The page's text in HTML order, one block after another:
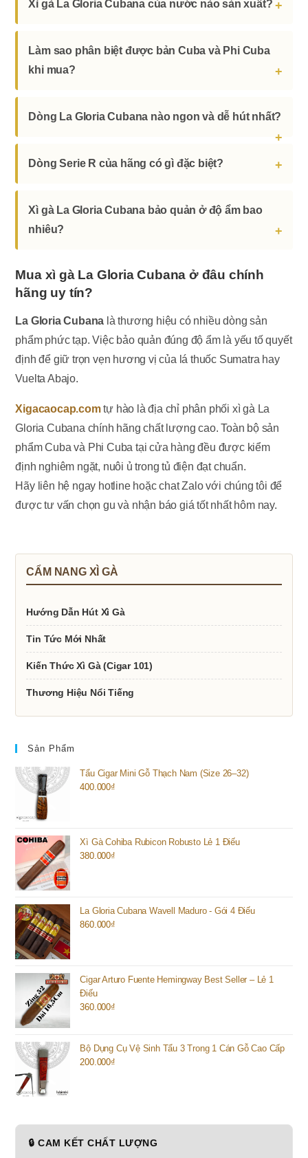
Xì gà La Gloria Cubana của nước nào sản xuất?
Làm sao phân biệt được bản Cuba và Phi Cuba
khi mua?
Dòng La Gloria Cubana nào ngon và dễ hút nhất?
Dòng Serie R của hãng có gì đặc biệt?
Xì gà La Gloria Cubana bảo quản ở độ ẩm bao
nhiêu?
Mua xì gà La Gloria Cubana ở đâu chính
hãng uy tín?
La Gloria Cubana là thương hiệu có nhiều dòng sản
phẩm phức tạp. Việc bảo quản đúng độ ẩm là yếu tố quyết
định để giữ trọn vẹn hương vị của lá thuốc Sumatra hay
Vuelta Abajo.
Xigacaocap.comtự hào là địa chỉ phân phối xì gà La
Gloria Cubana chính hãng chất lượng cao. Toàn bộ sản
phẩm Cuba và Phi Cuba tại cửa hàng đều được kiểm
định nghiêm ngặt, nuôi ủ trong tủ điện đạt chuẩn.
Hãy liên hệ ngay hotline hoặc chat Zalo với chúng tôi để
được tư vấn chọn gu và nhận báo giá tốt nhất hôm nay.
CẨM NANG XÌ GÀ
Hướng Dẫn Hút Xì Gà
Tin Tức Mới Nhất
Kiến Thức Xì Gà (Cigar 101)
Thương Hiệu Nổi Tiếng
Sản Phẩm
Tẩu Cigar Mini Gỗ Thạch Nam (Size 26–32)
400.000₫
Xì Gà Cohiba Rubicon Robusto Lẻ 1 Điếu
380.000₫
La Gloria Cubana Wavell Maduro - Gói 4 Điếu
860.000₫
Cigar Arturo Fuente Hemingway Best Seller – Lẻ 1
Điếu
360.000₫
Bộ Dụng Cụ Vệ Sinh Tẩu 3 Trong 1 Cán Gỗ Cao Cấp
200.000₫
🔒 CAM KẾT CHẤT LƯỢNG